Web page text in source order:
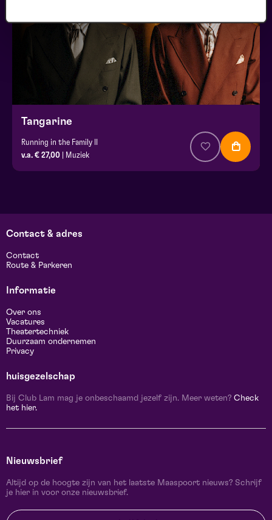
Tangarine
Running in the Family II
v.a. € 27,00 | Muziek
Contact & adres
Contact
Route & Parkeren
Informatie
Over ons
Vacatures
Theatertechniek
Duurzaam ondernemen
Privacy
huisgezelschap
Bij Club Lam mag je onbeschaamd jezelf zijn. Meer weten? Check
het hier.
Nieuwsbrief
Altijd op de hoogte zijn van het laatste Maaspoort nieuws? Schrijf
je hier in voor onze nieuwsbrief.